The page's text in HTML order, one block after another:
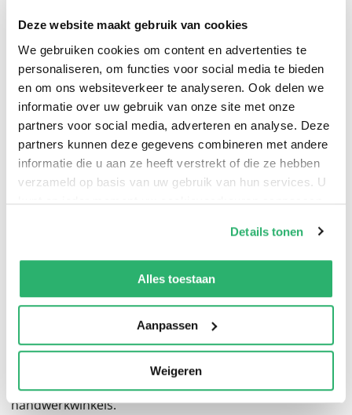
Deze website maakt gebruik van cookies
We gebruiken cookies om content en advertenties te
personaliseren, om functies voor social media te bieden
en om ons websiteverkeer te analyseren. Ook delen we
informatie over uw gebruik van onze site met onze
partners voor social media, adverteren en analyse. Deze
partners kunnen deze gegevens combineren met andere
informatie die u aan ze heeft verstrekt of die ze hebben
verzameld op basis van uw gebruik van hun services. U
kunt op ieder moment uw cookievoorkeuren aanpassen
We werken samen met13 derdendie uw gegevens
kunnen ontvangen en verwerken.
Details tonen
Alles toestaan
Aanpassen
Weigeren
jas haken of peperkoekkonijntjes Julia en Jesse. Er is
Tijger Tex in zijn onesie of hamster Lucia met een
feestjurk aan. Er zijn in totaal tien Long Legs
winterdieren om zelf te haken. Elk dier wordt stap voor
stap met veel foto’s en duidelijke tekst beschreven. De
long legs zijn ca. 30 cm groot, een goed formaat om
mee te spelen.
boekhandel gewerkt. Ze heeft altijd veel geschilderd en
geïllustreerd, totdat ze een aantal jaren geleden het
haken oppakte. En dat is echt haar passie geworden!
Angelique vindt het heerlijk om haar creaties te delen
fans over haar amigurumi te praten op beurzen en in
handwerkwinkels.